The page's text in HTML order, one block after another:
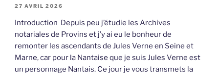
27 AVRIL 2026
Introduction Depuis peu j’étudie les Archives
notariales de Provins et j’y ai eu le bonheur de
remonter les ascendants de Jules Verne en Seine et
Marne, car pour la Nantaise que je suis Jules Verne est
un personnage Nantais. Ce jour je vous transmets la